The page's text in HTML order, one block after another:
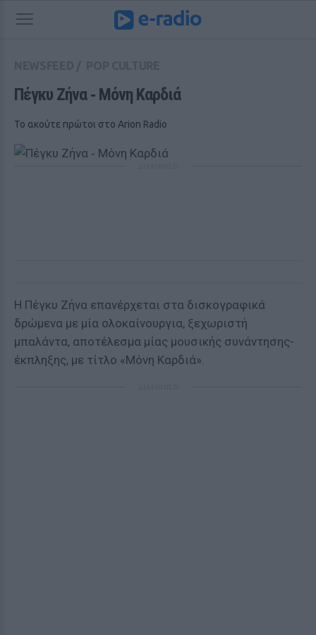
Πέγκυ Ζήνα ‑ Μόνη Καρδιά
Το ακούτε πρώτοι στο Arion Radio
Η Πέγκυ Ζήνα επανέρχεται στα δισκογραφικά
δρώμενα με μία ολοκαίνουργια, ξεχωριστή
μπαλάντα, αποτέλεσμα μίας μουσικής συνάντησης-
έκπληξης, με τίτλο «Μόνη Καρδιά».